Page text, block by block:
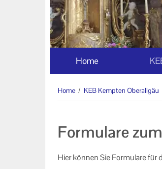
Home
Home / KEB Kempten Oberallgäu
Formulare
Hier können Sie Formulare
Veranstaltungen
Mitglieder der KEB Kempten
Ihr Kontakt zu uns